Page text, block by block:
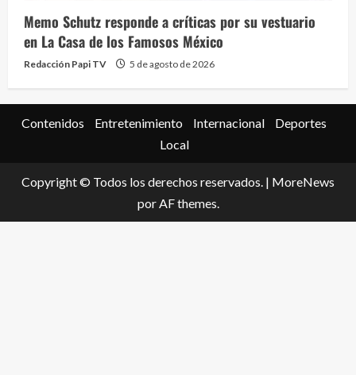
Memo Schutz responde a críticas por su vestuario
en La Casa de los Famosos México
Redacción Papi TV 5 de agosto de 2026
Contenidos Entretenimiento Internacional
Deportes
Local
Copyright © Todos los derechos reservados. | MoreNews
por AF themes.